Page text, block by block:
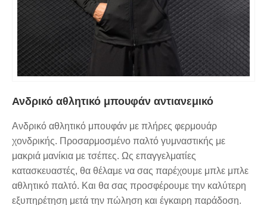
Ανδρικό αθλητικό μπουφάν αντιανεμικό
Ανδρικό αθλητικό μπουφάν με πλήρες φερμουάρ
χονδρικής. Προσαρμοσμένο παλτό γυμναστικής με
μακριά μανίκια με τσέπες. Ως επαγγελματίες
κατασκευαστές, θα θέλαμε να σας παρέχουμε μπλε μπλε
αθλητικό παλτό. Και θα σας προσφέρουμε την καλύτερη
εξυπηρέτηση μετά την πώληση και έγκαιρη παράδοση.